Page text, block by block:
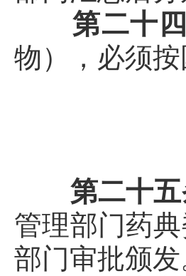
第二十
物），必须
第二十
管理部门药
部门审批颁发